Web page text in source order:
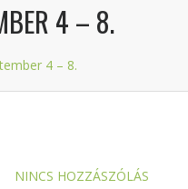
4 – 8.
4 – 8.
NINCS HOZZÁSZÓLÁS